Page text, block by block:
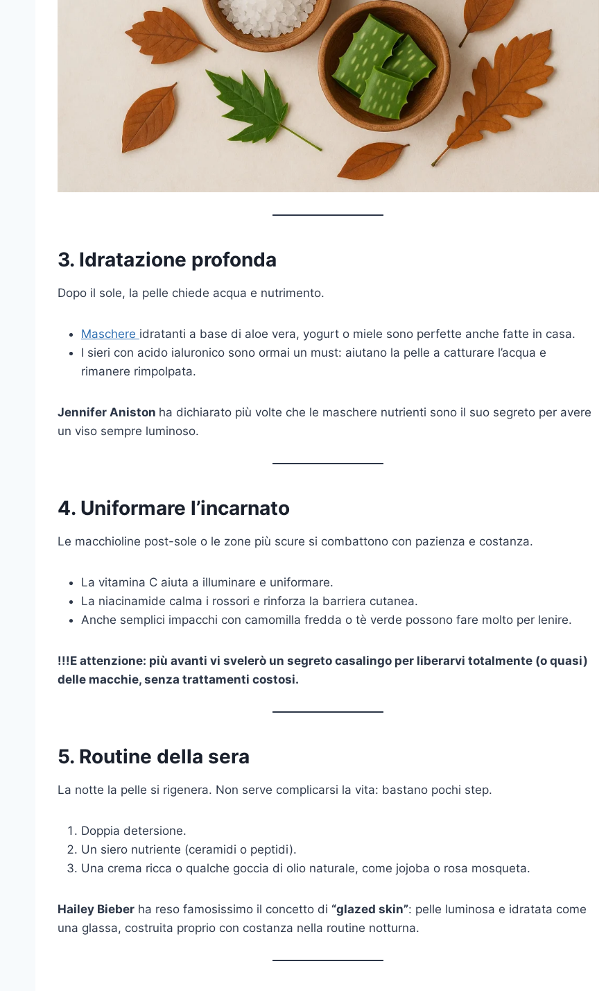
3. Idratazione profonda
Dopo il sole, la pelle chiede acqua e nutrimento.
Maschere idratanti a base di aloe vera, yogurt o miele sono perfette anche fatte in casa.
I sieri con acido ialuronico sono ormai un must: aiutano la pelle a catturare l’acqua e
rimanere rimpolpata.
Jennifer Aniston ha dichiarato più volte che le maschere nutrienti sono il suo segreto per avere
un viso sempre luminoso.
4. Uniformare l’incarnato
Le macchioline post-sole o le zone più scure si combattono con pazienza e costanza.
La vitamina C aiuta a illuminare e uniformare.
La niacinamide calma i rossori e rinforza la barriera cutanea.
Anche semplici impacchi con camomilla fredda o tè verde possono fare molto per lenire.
!!!E attenzione: più avanti vi svelerò un segreto casalingo per liberarvi totalmente (o quasi)
delle macchie, senza trattamenti costosi.
5. Routine della sera
La notte la pelle si rigenera. Non serve complicarsi la vita: bastano pochi step.
Doppia detersione.
Un siero nutriente (ceramidi o peptidi).
Una crema ricca o qualche goccia di olio naturale, come jojoba o rosa mosqueta.
Hailey Bieber ha reso famosissimo il concetto di “glazed skin”: pelle luminosa e idratata come
una glassa, costruita proprio con costanza nella routine notturna.